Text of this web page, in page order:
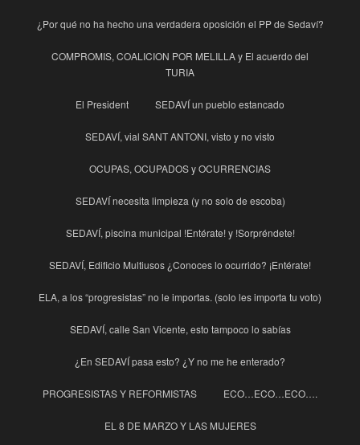
¿Por qué no ha hecho una verdadera oposición el PP de Sedaví?
COMPROMIS, COALICION POR MELILLA y El acuerdo del
TURIA
El President SEDAVÍ un pueblo estancado
SEDAVÍ, vial SANT ANTONI, visto y no visto
OCUPAS, OCUPADOS y OCURRENCIAS
SEDAVÍ necesita limpieza (y no solo de escoba)
SEDAVÍ, piscina municipal !Entérate! y !Sorpréndete!
SEDAVÍ, Edificio Multiusos ¿Conoces lo ocurrido? ¡Entérate!
ELA, a los “progresistas” no le importas. (solo les importa tu voto)
SEDAVÍ, calle San Vicente, esto tampoco lo sabías
¿En SEDAVÍ pasa esto? ¿Y no me he enterado?
PROGRESISTAS Y REFORMISTAS ECO…ECO…ECO….
EL 8 DE MARZO Y LAS MUJERES